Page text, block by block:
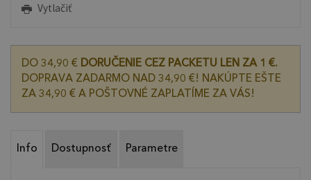
Vytlačiť
DO 34,90 € DORUČENIE CEZ PACKETU LEN ZA 1 €.
DOPRAVA ZADARMO NAD 34,90 €! NAKÚPTE EŠTE
ZA 34,90 € A POŠTOVNÉ ZAPLATÍME ZA VÁS!
Info Dostupnosť Parametre